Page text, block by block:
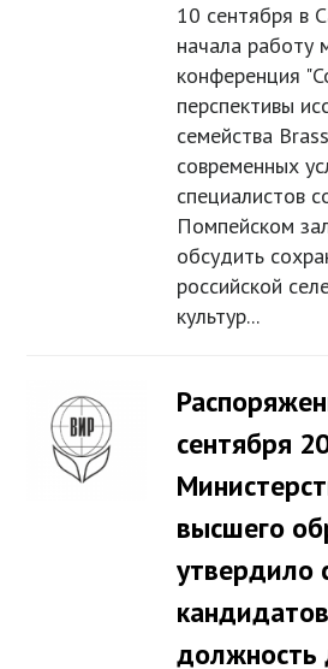
10 сентября в
начала работу
конференция
перспективы
семейства
современных
специалистов
Помпейском
обсудить
российской
культур...
сентября
высшего
утвердило
должность